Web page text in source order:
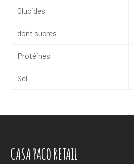
Glucides
dont sucres
Protéines
Sel
CASA PACO RETAIL